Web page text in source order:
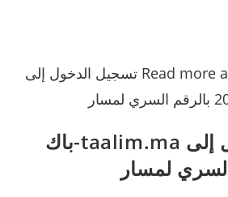
تسجيل الدخول إلى taalim.ma-باك